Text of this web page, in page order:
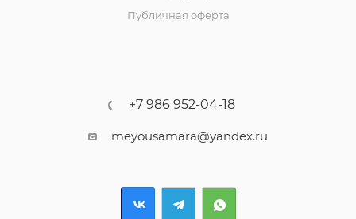
Публичная оферта
+7 986 952-04-18
meyousamara@yandex.ru